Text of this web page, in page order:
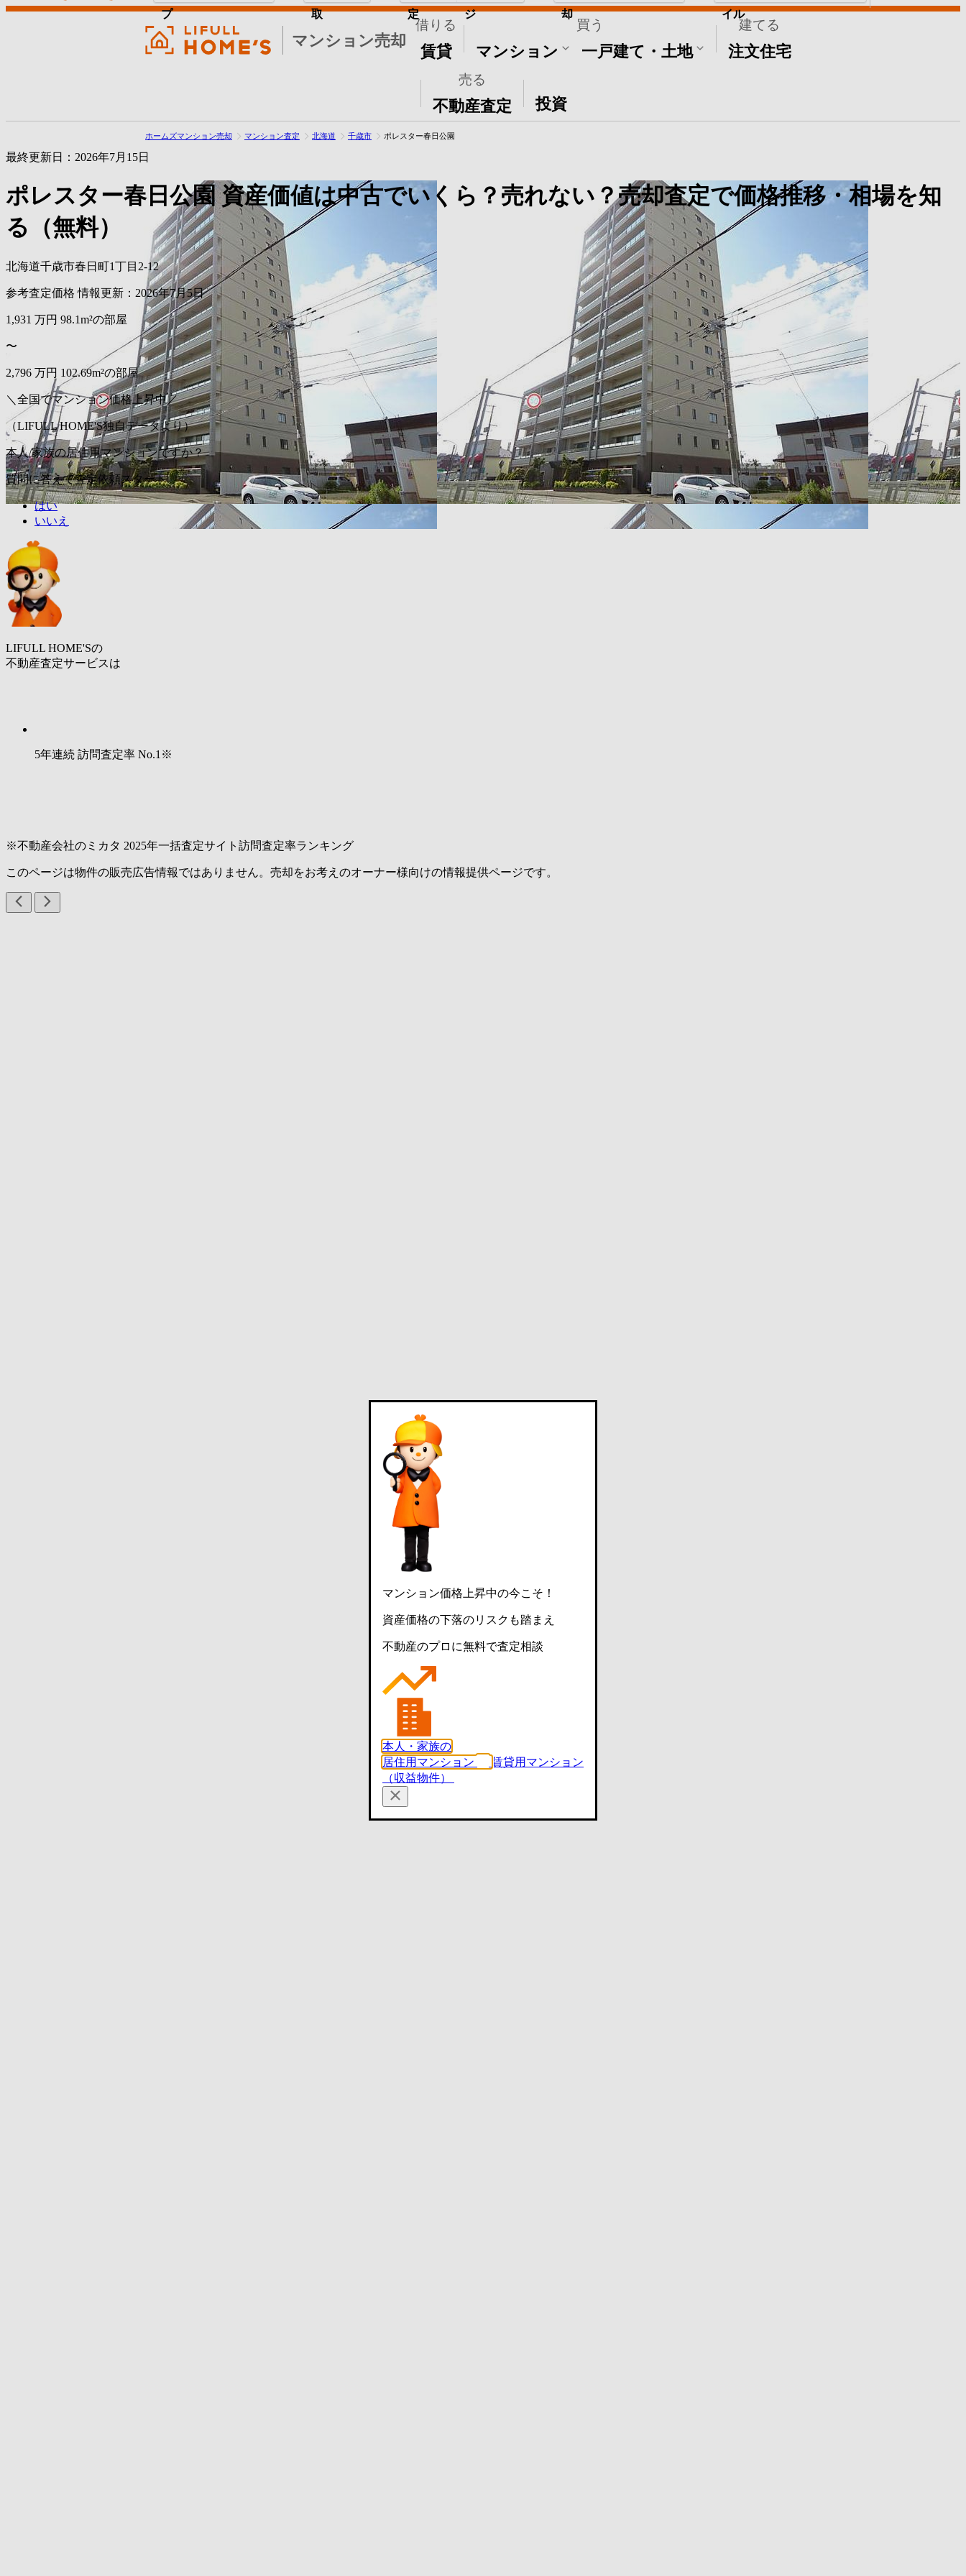
マンション売却
借りる
賃貸
買う
マンション 一戸建て・土地
建てる
注文住宅
売る
不動産査定
その他
投資
プ 取 定 ジ 却 イル
ホームズマンション売却 マンション査定 北海道 千歳市 ポレスター春日公園
最終更新日：2026年7月15日
ポレスター春日公園 資産価値は中古でいくら？売れない？売却査定で価格推移・相場を知
る（無料）
北海道千歳市春日町1丁目2-12
参考査定価格 情報更新：2026年7月5日
1,931 万円 98.1m²の部屋
〜
2,796 万円 102.69m²の部屋
＼全国でマンション価格上昇中／
（LIFULL HOME'S独自データより）
本人/家族の居住用マンションですか？
質問に答えて査定依頼スタート
はい
いいえ
LIFULL HOME'Sの
不動産査定サービスは
5年連続 訪問査定率 No.1 ※
※不動産会社のミカタ 2025年一括査定サイト訪問査定率ランキング
このページは物件の販売広告情報ではありません。売却をお考えのオーナー様向けの情報提供ページです。
マンション価格上昇中の今こそ！
資産価格の下落のリスクも踏まえ
不動産のプロに無料で査定相談
本人・家族の
居住用マンション
賃貸用マンション
（収益物件）